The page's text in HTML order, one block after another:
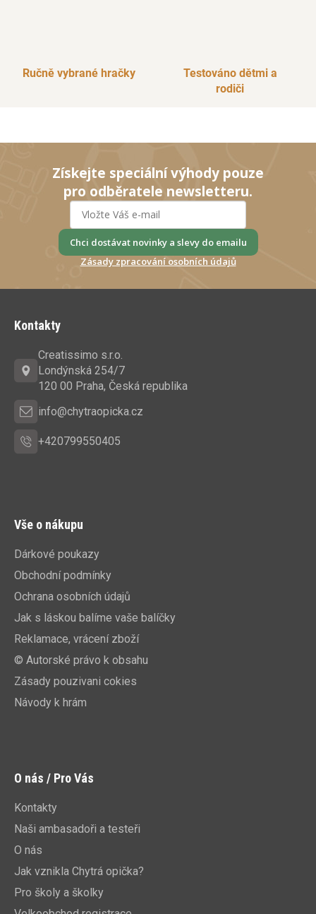
Ručně vybrané hračky
Testováno dětmi a
rodiči
Získejte speciální výhody pouze
pro odběratele newsletteru.
Chci dostávat novinky a slevy do emailu
Zásady zpracování osobních údajů
Kontakty
Creatissimo s.r.o.
Londýnská 254/7
120 00 Praha, Česká republika
info@chytraopicka.cz
+420799550405
Vše o nákupu
Dárkové poukazy
Obchodní podmínky
Ochrana osobních údajů
Jak s láskou balíme vaše balíčky
Reklamace, vrácení zboží
© Autorské právo k obsahu
Zásady pouzivani cokies
Návody k hrám
O nás / Pro Vás
Kontakty
Naši ambasadoři a testeři
O nás
Jak vznikla Chytrá opička?
Pro školy a školky